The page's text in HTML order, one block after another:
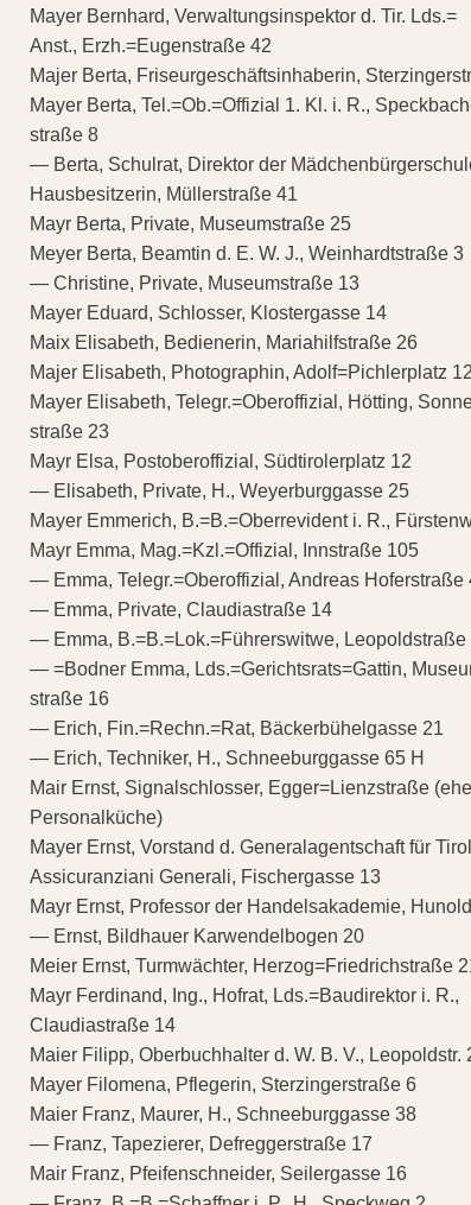
Mayer Bernhard, Verwaltungsinspektor d. Tir. Lds.=
Anst., Erzh.=Eugenstraße 42
Majer Berta, Friseurgeschäftsinhaberin,
Mayer Berta, Tel.=Ob.=Offizial 1. Kl. i. R.,
straße 8
— Berta, Schulrat, Direktor der
Hausbesitzerin, Müllerstraße 41
Mayr Berta, Private, Museumstraße 25
Meyer Berta, Beamtin d. E. W. J., Weinhardtstraße 3
— Christine, Private, Museumstraße 13
Mayer Eduard, Schlosser, Klostergasse 14
Maix Elisabeth, Bedienerin, Mariahilfstraße 26
Majer Elisabeth, Photographin, Adolf=Pichlerplatz 12
Mayer Elisabeth, Telegr.=Oberoffizial, Hötting,
straße 23
Mayr Elsa, Postoberoffizial, Südtirolerplatz 12
— Elisabeth, Private, H., Weyerburggasse 25
Mayer Emmerich, B.=B.=Oberrevident i. R.,
Mayr Emma, Mag.=Kzl.=Offizial, Innstraße 105
— Emma, Telegr.=Oberoffizial, Andreas Hoferstraße
— Emma, Private, Claudiastraße 14
— Emma, B.=B.=Lok.=Führerswitwe, Leopoldstraße
— =Bodner Emma, Lds.=Gerichtsrats=Gattin,
straße 16
— Erich, Fin.=Rechn.=Rat, Bäckerbühelgasse 21
— Erich, Techniker, H., Schneeburggasse 65 H
Mair Ernst, Signalschlosser, Egger=Lienzstraße
Personalküche)
Mayer Ernst, Vorstand d. Generalagentschaft für
Assicuranziani Generali, Fischergasse 13
Mayr Ernst, Professor der Handelsakademie,
— Ernst, Bildhauer Karwendelbogen 20
Meier Ernst, Turmwächter, Herzog=Friedrichstraße
Mayr Ferdinand, Ing., Hofrat, Lds.=Baudirektor i. R.,
Claudiastraße 14
Maier Filipp, Oberbuchhalter d. W. B. V., Leopoldstr.
Mayer Filomena, Pflegerin, Sterzingerstraße 6
Maier Franz, Maurer, H., Schneeburggasse 38
— Franz, Tapezierer, Defreggerstraße 17
Mair Franz, Pfeifenschneider, Seilergasse 16